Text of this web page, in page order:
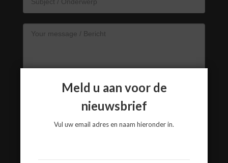
Meld u aan voor de
nieuwsbrief
Vul uw email adres en naam hieronder in.